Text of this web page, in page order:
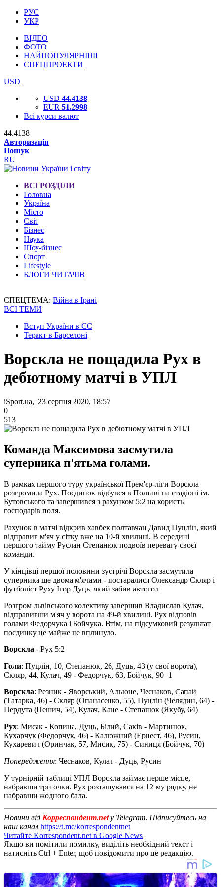
РУС
УКР
ВІДЕО
ФОТО
НАЙПОПУЛЯРНІШІ
СПЕЦПРОЕКТИ
USD
USD 44.4138
EUR 51.2998
Всі курси валют
44.4138
Авторизація
Пошук
RU
ВСІ РОЗДІЛИ
Головна
Україна
Місто
Світ
Бізнес
Наука
Шоу-бізнес
Спорт
Lifestyle
БЛОГИ ЧИТАЧІВ
СПЕЦТЕМА: Війна в Ірані
ВСІ ТЕМИ
Вступ України в ЄС
Теракт в Барселоні
Ворскла не пощадила Рух в
дебютному матчі в УПЛ
iSport.ua, 23 серпня 2020, 18:57
0
513
Команда Максимова засмутила
суперника п'ятьма голами.
В рамках першого туру української Прем'єр-ліги Ворскла
розгромила Рух. Поєдинок відбувся в Полтаві на стадіоні ім.
Бутовського та завершився з рахунком 5:2 на користь
господарів поля.
Рахунок в матчі відкрив хавбек полтавчан Давид Пуцлін, який
відправив м'яч у сітку вже на 10-й хвилині. В середині
першого тайму Руслан Степанюк подвоїв перевагу своєї
команди.
У кінцівці першої половини зустрічі Ворскла засмутила
суперника ще двома м'ячами - постаралися Олександр Скляр і
футболіст Руху Ігор Дуць, який забив автогол.
Розгром львівського колективу завершив Владислав Кулач,
відправивши м'яч у ворота на 49-й хвилині. Рух відповів
голами Федорчука і Бойчука. Втім, на підсумковий результат
поєдинку це майже не вплинуло.
Ворскла - Рух 5:2
Голи: Пуцлін, 10, Степанюк, 26, Дуць, 43 (у свої ворота),
Скляр, 44, Кулач, 49 - Федорчук, 63, Бойчук, 90+1
Ворскла: Резник - Яворський, Альюне, Чеснаков, Сапай
(Татарка, 46) - Скляр (Опанасенко, 55), Пуцлін (Челядин, 64) -
Пердута (Пешич, 54), Кулач, Кане - Степанюк (Якубу, 64)
Рух: Мисак - Копина, Дуць, Білий, Саків - Мартинюк,
Кухарчук (Федорчук, 46) - Калюжний (Ернест, 46), Русин,
Кухаревич (Оринчак, 57, Мисик, 75) - Синиця (Бойчук, 70)
Попередження: Чеснаков, Кулач - Дуць, Русин
У турнірній таблиці УПЛ Ворскла займає перше місце,
набравши три очки. Рух розташувався на 12-му рядку, не
набравши жодного бала.
Новини від Корреспондент.net у Telegram. Підписуйтесь на
наш канал https://t.me/korrespondentnet
Читайте Korrespondent.net в Google News
Якщо ви помітили помилку, виділіть необхідний текст і
натисніть Ctrl + Enter, щоб повідомити про це редакцію.